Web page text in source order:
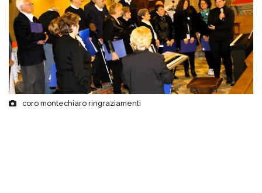
coro montechiaro ringraziamenti